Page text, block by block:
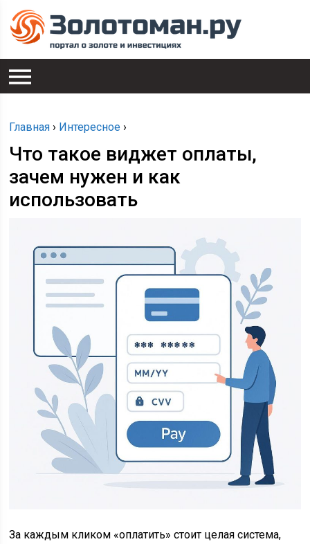
Главная › Интересное ›
Что такое виджет оплаты,
зачем нужен и как
использовать
За каждым кликом «оплатить» стоит целая система,